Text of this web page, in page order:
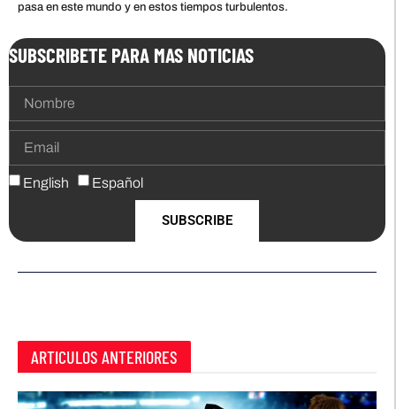
pasa en este mundo y en estos tiempos turbulentos.
SUBSCRIBETE PARA MAS NOTICIAS
English Español
SUBSCRIBE
ARTICULOS ANTERIORES